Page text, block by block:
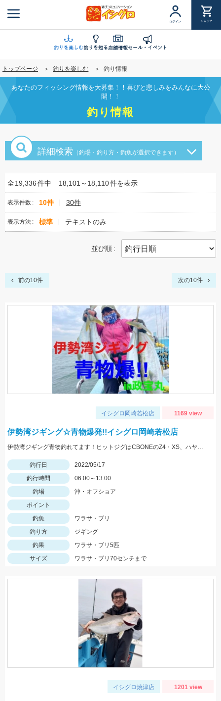
ン
に
移
動
ログイン ショップ
釣りを楽しむ釣りを知る店舗情報セール・イベント
トップページ 釣りを楽しむ 釣り情報
あなたのフィッシング情報を大募集！！喜びと悲しみをみんなに大公
開！！
釣り情報
詳細検索 （釣場・釣り方・釣魚が選択できます）
全19,336件中 18,101～18,110件を表示
表示件数 10件 30件
表示方法 標準 テキストのみ
並び順
前の10件 次の10件
イシグロ岡崎若松店 1169 view
伊勢湾ジギング☆青物爆発!!イシグロ岡崎若松店
伊勢湾ジギング青物釣れてます！ヒットジグはCBONEのZ4・XS、ハヤブサのスイッチなどなど！
釣行日
2022/05/17
釣行時間
06:00～13:00
釣場
沖・オフショア
ポイント
釣魚
ワラサ・ブリ
釣り方
ジギング
釣果
ワラサ・ブリ5匹
サイズ
ワラサ・ブリ70センチまで
イシグロ焼津店 1201 view